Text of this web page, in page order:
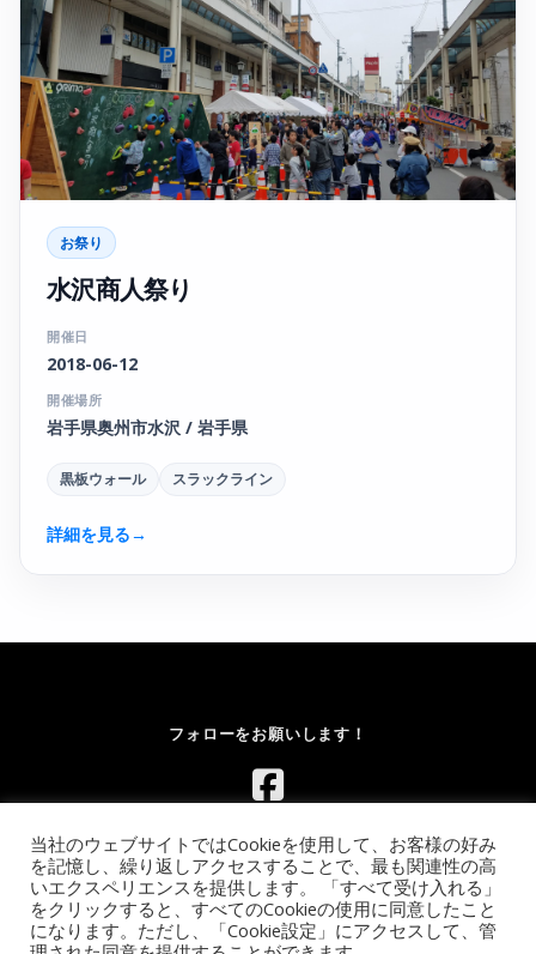
お祭り
水沢商人祭り
開催日
2018-06-12
開催場所
岩手県奥州市水沢 / 岩手県
黒板ウォール スラックライン
詳細を見る→
フォローをお願いします！
Copyright © 2026 レンタルボルダリングウォール.com｜イベント
当社のウェブサイトではCookieを使用して、お客様の好み
を記憶し、繰り返しアクセスすることで、最も関連性の高
いエクスペリエンスを提供します。 「すべて受け入れる」
をクリックすると、すべてのCookieの使用に同意したこと
になります。ただし、「Cookie設定」にアクセスして、管